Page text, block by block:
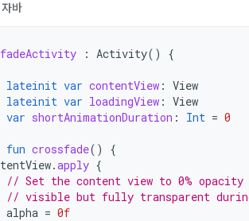
자바
: Activity() {
lateinit var contentView : View
lateinit var loadingView : View
var shortAnimationDuration : Int = 0
fun crossfade()
{
.apply {
// Set the content view to 0%
// visible but fully transparent
alpha = 0f